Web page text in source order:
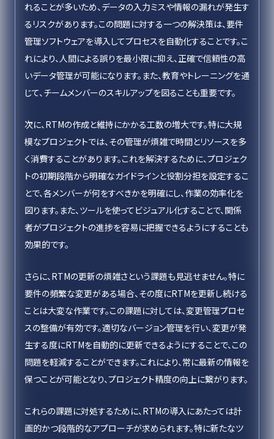
れることが多いため、データの入力ミスや情報の漏れが発生す
るリスクがあります。この問題に対する一つの解決策は、要件
管理ソフトウェアを導入してプロセスを自動化することです。こ
れにより、人間による誤りを最小限に抑え、正確で信頼性の高
いデータ管理が可能になります。また、教育やトレーニングを通
じて、チームメンバーのスキルアップを図ることも重要です。
次に、RTMの作成と維持にかかる工数の増大です。特に大規
模なプロジェクトでは、その管理が煩雑で時間とリソースを多
く消費することがあります。これを解決するために、プロジェク
トの初期段階から明確なガイドラインと役割分担を設定するこ
とで、各メンバーが何をすべきかを明確にし、作業の効率化を
図ります。また、ツールを使ってビジュアル化することで、関係
者がプロジェクトの進捗を容易に把握できるようにすることも
効果的です。
さらに、RTMの更新の煩雑さという課題も見逃せません。特に
要件の頻繁な変更がある場合、その度にRTMを更新し続ける
ことは大変な作業です。この課題に対しては、変更管理プロセ
スの整備が有効です。適切なバージョン管理を行い、変更が発
生する度にRTMを自動的に更新できるようにすることで、この
問題を軽減することができます。これにより、常に最新の情報を
保つことが可能となり、プロジェクト精度の向上に繋がります。
これらの課題に対処するために、RTMの導入にあたっては計
画的かつ段階的なアプローチが求められます。特に新たなツ